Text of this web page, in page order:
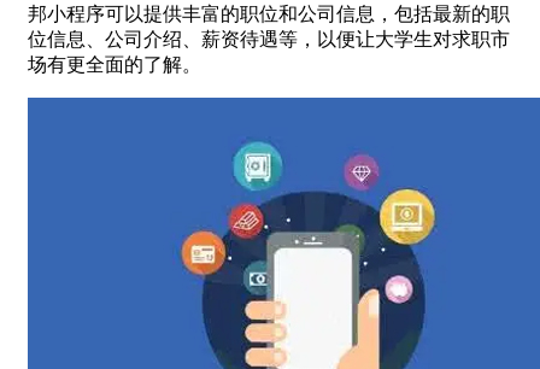
邦小程序可以提供丰富的职位和公司信息，包括最新的职
位信息、公司介绍、薪资待遇等，以便让大学生对求职市
场有更全面的了解。